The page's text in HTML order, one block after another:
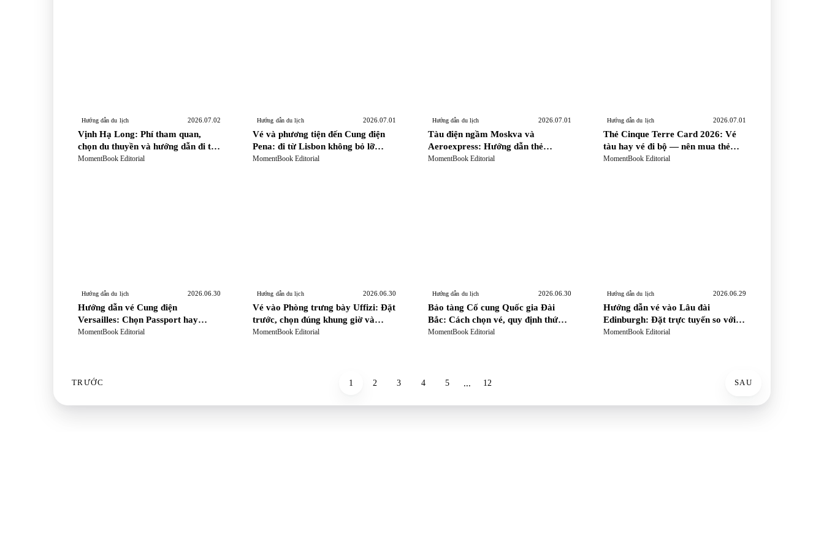
Hướng dẫn du lịch 2026.07.02
Vịnh Hạ Long: Phí tham quan,
chọn du thuyền và hướng dẫn đi từ
Hà Nội
MomentBook Editorial
Hướng dẫn du lịch 2026.07.01
Vé và phương tiện đến Cung điện
Pena: đi từ Lisbon không bỏ lỡ
khung giờ đã đặt
MomentBook Editorial
Hướng dẫn du lịch 2026.07.01
Tàu điện ngầm Moskva và
Aeroexpress: Hướng dẫn thẻ
Troika, lựa chọn vé và di chuyển từ
MomentBook Editorial
Hướng dẫn du lịch 2026.07.01
Thẻ Cinque Terre Card 2026: Vé
tàu hay vé đi bộ — nên mua thẻ
nào, đường mòn nào đang mở
MomentBook Editorial
Hướng dẫn du lịch 2026.06.30
Hướng dẫn vé Cung điện
Versailles: Chọn Passport hay
Trianon, đặt giờ vào cửa, lịch vườn
MomentBook Editorial
Hướng dẫn du lịch 2026.06.30
Vé vào Phòng trưng bày Uffizi: Đặt
trước, chọn đúng khung giờ và
tránh sai lầm ngày thứ Hai
MomentBook Editorial
Hướng dẫn du lịch 2026.06.30
Bảo tàng Cố cung Quốc gia Đài
Bắc: Cách chọn vé, quy định thứ
Hai và những điều cần biết trước
MomentBook Editorial
Hướng dẫn du lịch 2026.06.29
Hướng dẫn vé vào Lâu đài
Edinburgh: Đặt trực tuyến so với
mua tại chỗ, vào cửa theo khung
MomentBook Editorial
TRƯỚC 1 2 3 4 5 ... 12 SAU